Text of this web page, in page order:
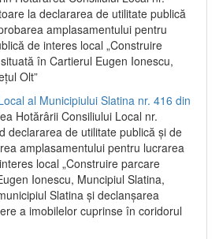
la declararea de utilitate publică
amplasamentului pentru
de interes local „Construire
în Cartierul Eugen Ionescu,
Olt”
al Municipiului Slatina nr. 416 din
Hotărârii Consiliului Local nr.
declararea de utilitate publică și de
amplasamentului pentru lucrarea
local „Construire parcare
Ionescu, Muncipiul Slatina,
Slatina și declanșarea
a imobilelor cuprinse în coridorul